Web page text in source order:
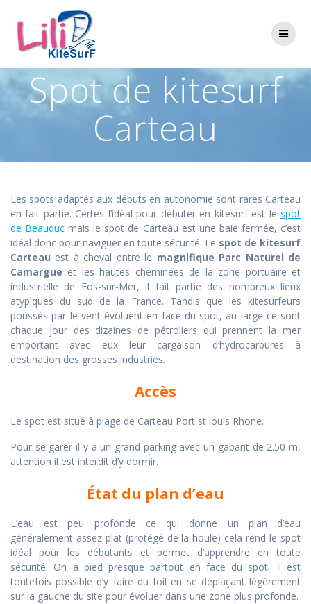
Spot de kitesurf
Carteau
Les spots adaptés aux débuts en autonomie sont rares Carteau
en fait partie. Certes l’idéal pour débuter en kitesurf est le spot
de Beauduc mais le spot de Carteau est une baie fermée, c’est
idéal donc pour naviguer en toute sécurité. Le spot de kitesurf
Carteau est à cheval entre le magnifique Parc Naturel de
Camargue et les hautes cheminées de la zone portuaire et
industrielle de Fos-sur-Mer, il fait partie des nombreux lieux
atypiques du sud de la France. Tandis que les kitesurfeurs
poussés par le vent évoluent en face du spot, au large ce sont
chaque jour des dizaines de pétroliers qui prennent la mer
emportant avec eux leur cargaison d’hydrocarbures à
destination des grosses industries.
Accès
Le spot est situé à plage de Carteau Port st louis Rhone.
Pour se garer il y a un grand parking avec un gabarit de 2.50 m,
attention il est interdit d’y dormir.
État du plan d’eau
L’eau est peu profonde ce qui donne un plan d’eau
généralement assez plat (protégé de la houle) cela rend le spot
idéal pour les débutants et permet d’apprendre en toute
sécurité. On a pied presque partout en face du spot. Il est
toutefois possible d’y faire du foil en se déplaçant légèrement
sur la gauche du site pour évoluer dans une zone plus profonde.